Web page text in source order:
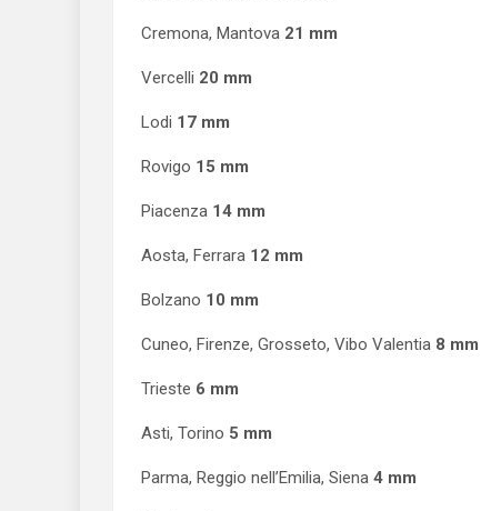
Cremona, Mantova 21 mm
Vercelli 20 mm
Lodi 17 mm
Rovigo 15 mm
Piacenza 14 mm
Aosta, Ferrara 12 mm
Bolzano 10 mm
Cuneo, Firenze, Grosseto, Vibo Valentia 8 mm
Trieste 6 mm
Asti, Torino 5 mm
Parma, Reggio nell’Emilia, Siena 4 mm